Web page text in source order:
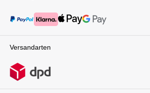
Versandarten